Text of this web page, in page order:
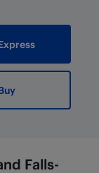
Falls-